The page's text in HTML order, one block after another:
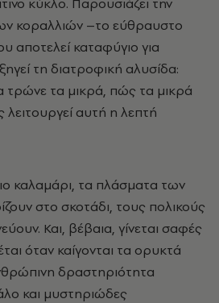
κοραλλιών –το εύθραυστο
αποτελεί καταφύγιο για
τη διατροφική αλυσίδα:
τα μικρά, πώς τα μικρά
αυτή η λεπτή
καλαμάρι, τα πλάσματα των
στο σκοτάδι, τους πολικούς
Και, βέβαια, γίνεται σαφές
όταν καίγονται τα ορυκτά
δραστηριότητα
και μυστηριώδες